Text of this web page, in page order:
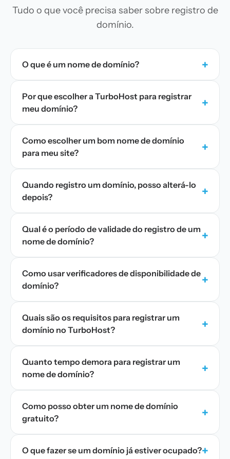
Tudo o que você precisa saber sobre registro de
domínio.
O que é um nome de domínio? +
Por que escolher a TurboHost para registrar
meu domínio?
+
Como escolher um bom nome de domínio
para meu site?
+
Quando registro um domínio, posso alterá-lo
depois?
+
Qual é o período de validade do registro de um
nome de domínio?
+
Como usar verificadores de disponibilidade de
domínio?
+
Quais são os requisitos para registrar um
domínio no TurboHost?
+
Quanto tempo demora para registrar um
nome de domínio?
+
Como posso obter um nome de domínio
gratuito?
+
O que fazer se um domínio já estiver ocupado?+